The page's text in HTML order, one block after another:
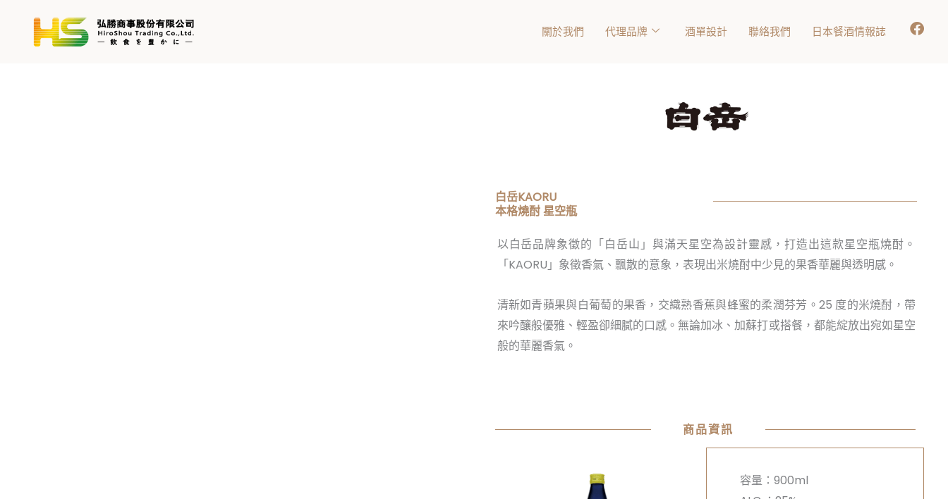
關於我們 代理品牌 酒單設計 聯絡我們 日本餐酒情報誌
白岳KAORU
本格燒酎 星空瓶
以白岳品牌象徵的「白岳山」與滿天星空為設計靈感，打造出這款星空瓶燒酎。
「KAORU」象徵香氣、飄散的意象，表現出米燒酎中少見的果香華麗與透明感。
清新如青蘋果與白葡萄的果香，交織熟香蕉與蜂蜜的柔潤芬芳。25 度的米燒酎，帶
來吟釀般優雅、輕盈卻細膩的口感。無論加冰、加蘇打或搭餐，都能綻放出宛如星空
般的華麗香氣。
商品資訊
容量：900ml